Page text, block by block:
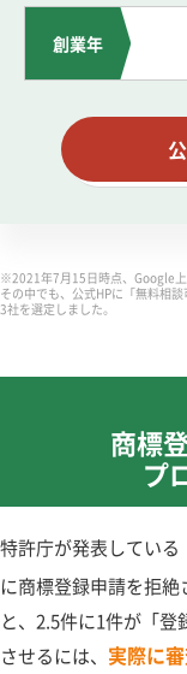
創業年
※2021年7月15日時点、Google上
その中でも、公式HPに「無料相
3社を選定しました。
商標
プ
特許庁が発表してい
に商標登録申請を拒
と、2.5件に1件が「
させるには、 実際に